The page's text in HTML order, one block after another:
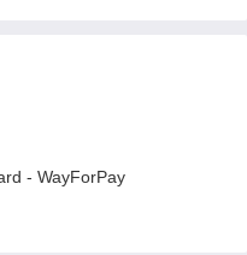
- WayForPay